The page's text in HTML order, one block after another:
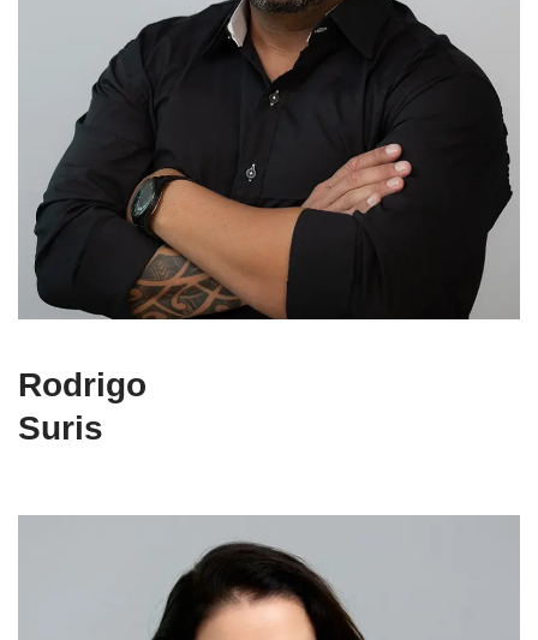
Rodrigo
Suris